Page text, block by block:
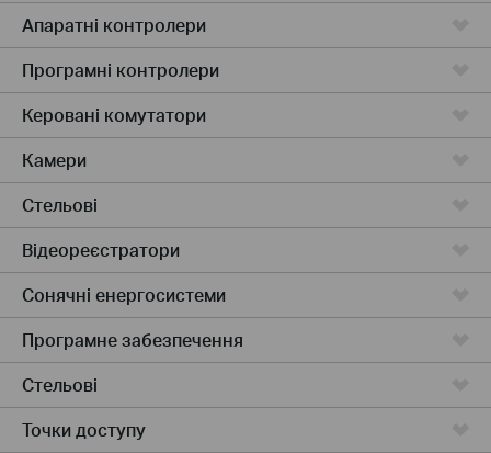
Апаратні контролери
Програмні контролери
Керовані комутатори
Камери
Стельові
Відеореєстратори
Сонячні енергосистеми
Програмне забезпечення
Стельові
Точки доступу